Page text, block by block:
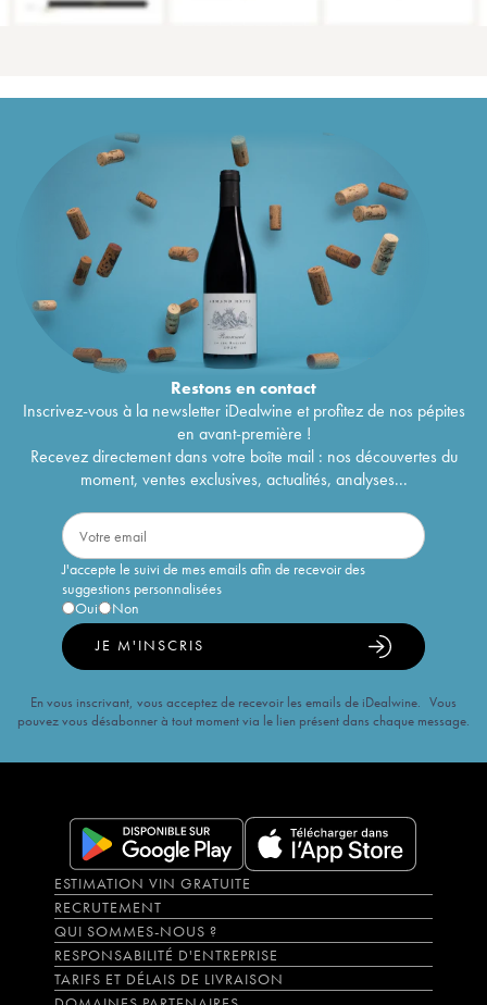
Restons encontact
Inscrivez-vous à la newsletter iDealwine et profitez de nos pépites
en avant-première !
Recevez directement dans votre boîte mail : nos découvertes du
moment, ventes exclusives, actualités, analyses...
J'accepte le suivi de mes emails afin de recevoir des
suggestions personnalisées
Oui
Non
JE M'INSCRIS
En vous inscrivant, vous acceptez de recevoir les emails de iDealwine. Vous
pouvez vous désabonner à tout moment via le lien présent dans chaque message.
ESTIMATION VIN GRATUITE
RECRUTEMENT
QUI SOMMES-NOUS ?
RESPONSABILITÉ D'ENTREPRISE
TARIFS ET DÉLAIS DE LIVRAISON